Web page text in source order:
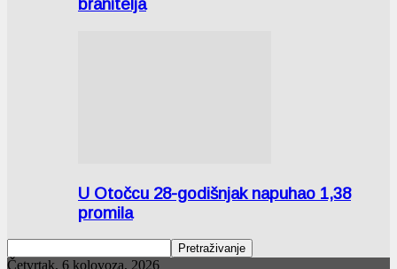
branitelja
U Otočcu 28-godišnjak napuhao 1,38
promila
Četvrtak, 6 kolovoza, 2026